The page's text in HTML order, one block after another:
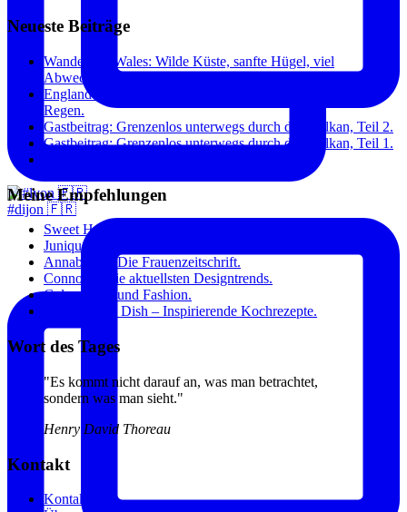
#dijon 🇫🇷
Neueste Beiträge
Wandern in Wales: Wilde Küste, sanfte Hügel, viel
Abwechslung.
England und Wales: Städte, Küste und überraschend wenig
Regen.
Gastbeitrag: Grenzenlos unterwegs durch den Balkan, Teil 2.
Gastbeitrag: Grenzenlos unterwegs durch den Balkan, Teil 1.
Meine Empfehlungen
Sweet Home – Blog über das Wohnen, Essen und Sein.
Junique – Kunst für zuhause.
Annabelle – Die Frauenzeitschrift.
Connox – Die aktuellsten Designtrends.
Gala – Stars und Fashion.
The Original Dish – Inspirierende Kochrezepte.
Wort des Tages
"Es kommt nicht darauf an, was man betrachtet,
sondern was man sieht."
Henry David Thoreau
Kontakt
Kontakt